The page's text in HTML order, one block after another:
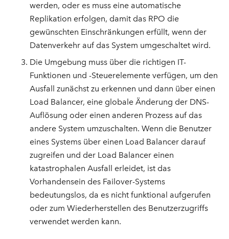
werden, oder es muss eine automatische
Replikation erfolgen, damit das RPO die
gewünschten Einschränkungen erfüllt, wenn der
Datenverkehr auf das System umgeschaltet wird.
Die Umgebung muss über die richtigen IT-
Funktionen und -Steuerelemente verfügen, um den
Ausfall zunächst zu erkennen und dann über einen
Load Balancer, eine globale Änderung der DNS-
Auflösung oder einen anderen Prozess auf das
andere System umzuschalten. Wenn die Benutzer
eines Systems über einen Load Balancer darauf
zugreifen und der Load Balancer einen
katastrophalen Ausfall erleidet, ist das
Vorhandensein des Failover-Systems
bedeutungslos, da es nicht funktional aufgerufen
oder zum Wiederherstellen des Benutzerzugriffs
verwendet werden kann.